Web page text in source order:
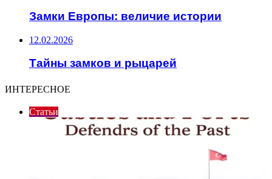
Замки Европы: величие истории
12.02.2026
Тайны замков и рыцарей
ИНТЕРЕСНОЕ
Статьи